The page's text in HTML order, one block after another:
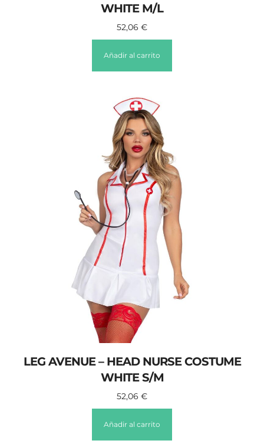
WHITE M/L
52,06 €
Añadir al carrito
LEG AVENUE – HEAD NURSE COSTUME
WHITE S/M
52,06 €
Añadir al carrito